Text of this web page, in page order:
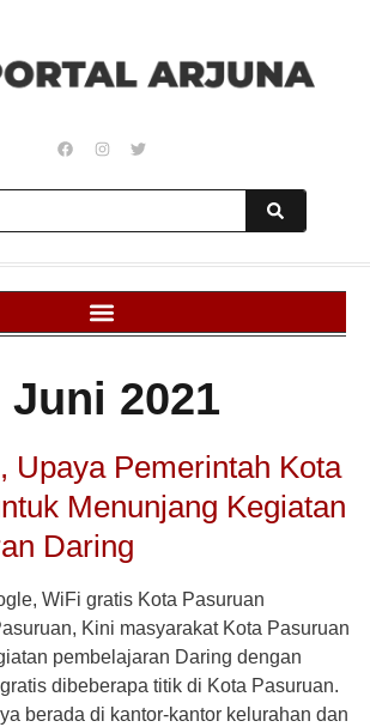
Juni 2021
Upaya Pemerintah Kota
Menunjang Kegiatan
Daring
WiFi gratis Kota Pasuruan
Kini masyarakat Kota Pasuruan
pembelajaran Daring dengan
dibeberapa titik di Kota Pasuruan.
berada di kantor-kantor kelurahan dan